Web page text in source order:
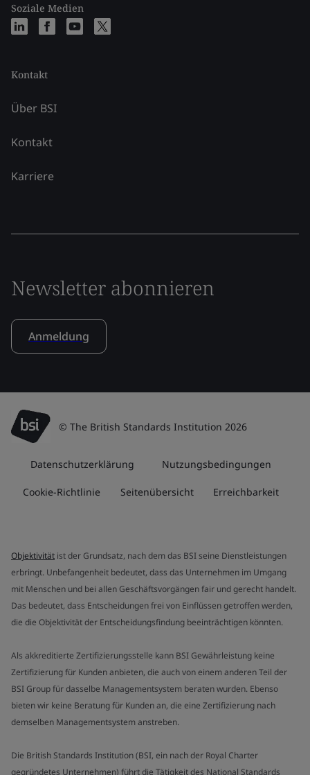
Soziale Medien
Kontakt
Über BSI
Kontakt
Karriere
Newsletter abonnieren
Anmeldung
© The British Standards Institution 2026
Datenschutzerklärung Nutzungsbedingungen
Cookie-Richtlinie Seitenübersicht Erreichbarkeit
Objektivität ist der Grundsatz, nach dem das BSI seine Dienstleistungen
erbringt. Unbefangenheit bedeutet, dass das Unternehmen im Umgang
mit Menschen und bei allen Geschäftsvorgängen fair und gerecht handelt.
Das bedeutet, dass Entscheidungen frei von Einflüssen getroffen werden,
die die Objektivität der Entscheidungsfindung beeinträchtigen könnten.
Als akkreditierte Zertifizierungsstelle kann BSI Gewährleistung keine
Zertifizierung für Kunden anbieten, die auch von einem anderen Teil der
BSI Group für dasselbe Managementsystem beraten wurden. Ebenso
bieten wir keine Beratung für Kunden an, die eine Zertifizierung nach
demselben Managementsystem anstreben.
Die British Standards Institution (BSI, ein nach der Royal Charter
gegründetes Unternehmen) führt die Tätigkeit des National Standards